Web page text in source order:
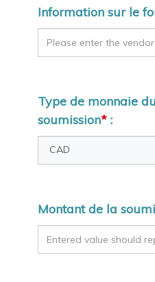
Information sur le
Type de monnaie
soumission* :
Montant de la